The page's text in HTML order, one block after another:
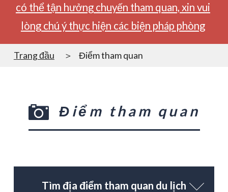
có thể tận hưởng chuyến tham quan, xin vui
lòng chú ý thực hiện các biện pháp phòng
Trang đầu Điểm tham quan
Điểm tham quan
Tìm địa điểm tham quan du lịch